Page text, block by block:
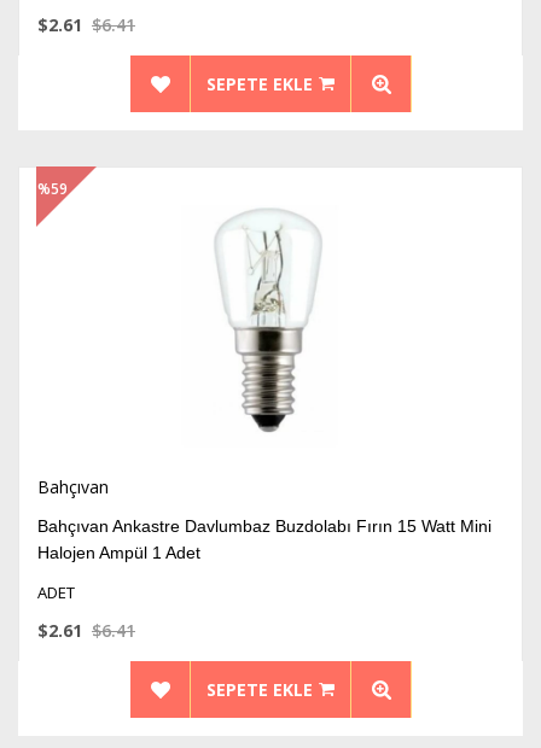
$2.61 $6.41
SEPETE EKLE
Bahçıvan
Bahçıvan Ankastre Davlumbaz Buzdolabı Fırın 15 Watt Mini
Halojen Ampül 1 Adet
ADET
$2.61 $6.41
SEPETE EKLE
%59